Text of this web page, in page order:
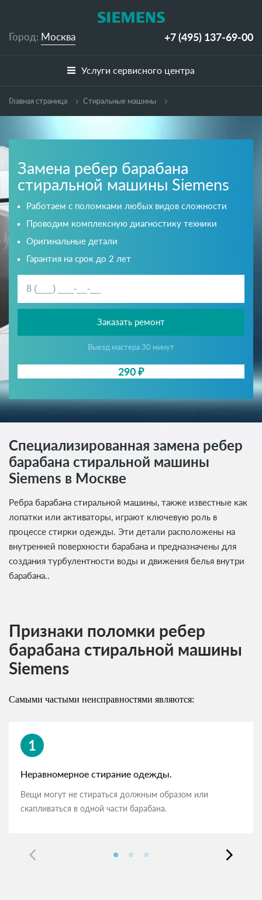
+7 (495) 137-69-00
Город: Москва
Услуги сервисного центра
Главная страница Cтиральные машины
Замена ребер барабана
стиральной машины Siemens
Работаем с поломками любых видов сложности
Проводим комплексную диагностику техники
Оригинальные детали
Гарантия на срок до 2 лет
Заказать ремонт
Выезд мастера 30 минут
290 ₽
Специализированная замена ребер
барабана стиральной машины
Siemens в Москве
Ребра барабана стиральной машины, также известные как
лопатки или активаторы, играют ключевую роль в
процессе стирки одежды. Эти детали расположены на
внутренней поверхности барабана и предназначены для
создания турбулентности воды и движения белья внутри
барабана..
Признаки поломки ребер
барабана стиральной машины
Siemens
Самыми частыми неисправностями являются:
1
Неравномерное стирание одежды.
Вещи могут не стираться должным образом или
скапливаться в одной части барабана.